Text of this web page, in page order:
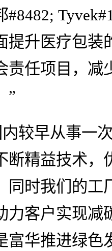
#8482;
提升医疗包装
责任项目，减
”
较早从事一
断精益技术，
同时我们的工
力客户实现减
富华推进绿色